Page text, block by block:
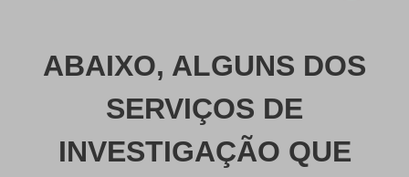
ABAIXO, ALGUNS DOS
SERVIÇOS DE
INVESTIGAÇÃO QUE